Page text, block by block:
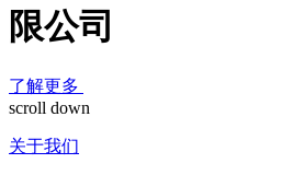
限公司
了解更多
scroll down
关于我们